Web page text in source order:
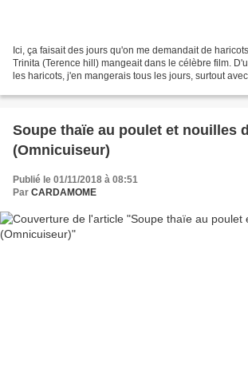
Ici, ça faisait des jours qu'on me demandait de
Trinita (Terence hill) mangeait dans le célèbre film.
les haricots, j'en mangerais tous les jours, surtout
Soupe thaïe au poulet et nouilles
(Omnicuiseur)
Publié le 01/11/2018 à 08:51
Par CARDAMOME